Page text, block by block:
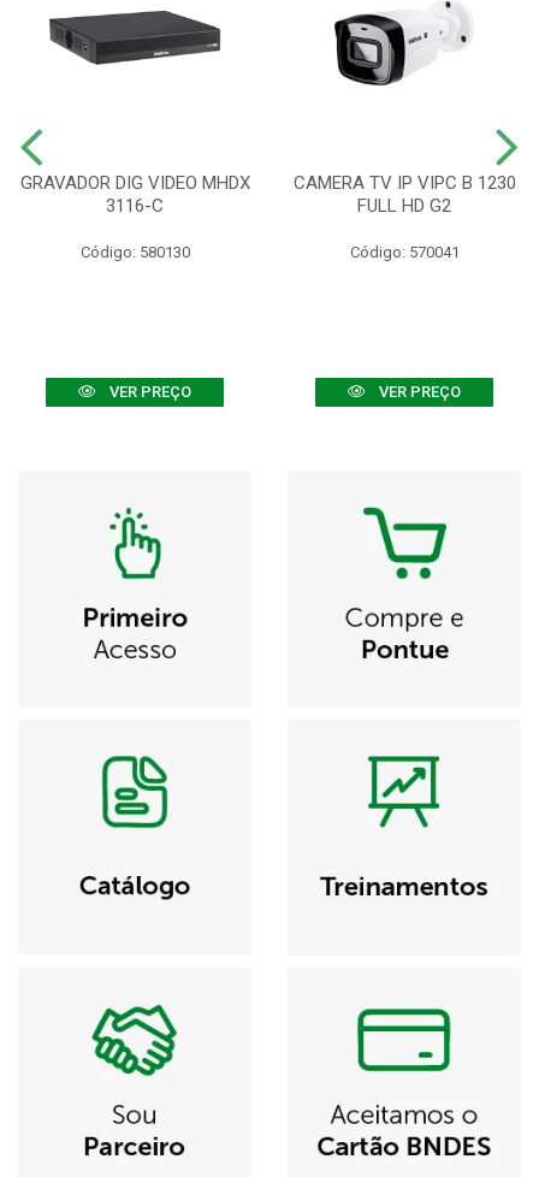
GRAVADOR DIG VIDEO MHDX
3116-C
Código: 580130
VER PREÇO
CAMERA TV IP VIPC B 1230
FULL HD G2
Código: 570041
VER PREÇO